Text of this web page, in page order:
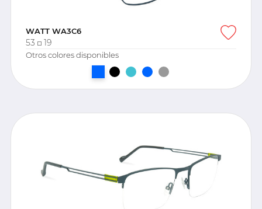
WATT WA3C6
53 19
Otros colores disponibles